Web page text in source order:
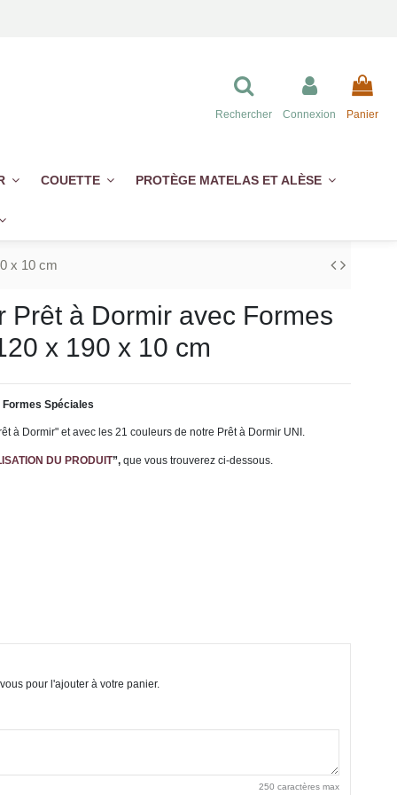
Rechercher Connexion Panier
COUETTE PROTÈGE MATELAS ET ALÈSE
x 10 cm
Prêt à Dormir avec Formes
x 190 x 10 cm
Spéciales
à Dormir" et avec les 21 couleurs de notre Prêt à Dormir UNI.
DU PRODUIT”,que vous trouverez ci-dessous.
pour l'ajouter à votre panier.
250 caractères max